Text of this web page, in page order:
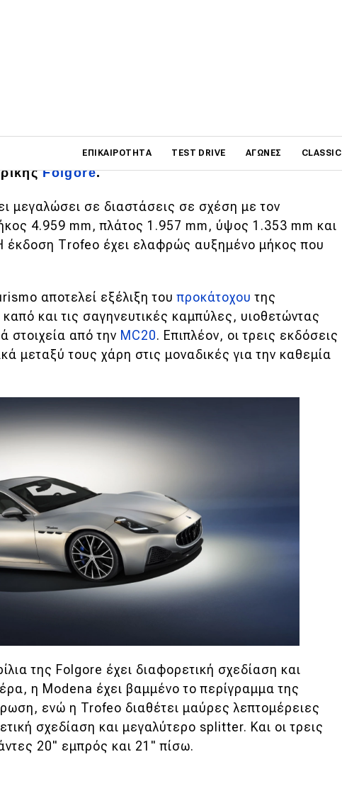
ΕΠΙΚΑΙΡΌΤΗΤΑ TEST DRIVE ΑΓΏΝΕΣ CLASSIC
Oι αγοραστές του νέου τετραθέσιου GT της
να διαλέξουν ανάμεσα στις εκδόσεις Modena,
Folgore.
μεγαλώσει σε διαστάσεις σε σχέση με τον
4.959 mm, πλάτος 1.957 mm, ύψος 1.353 mm και
έκδοση Τrofeo έχει ελαφρώς αυξημένο μήκος που
αποτελεί εξέλιξη τουπροκάτοχου της
και τις σαγηνευτικές καμπύλες, υιοθετώντας
στοιχεία από την MC20. Επιπλέον, οι τρεις εκδόσεις
μεταξύ τους χάρη στις μοναδικές για την καθεμία
της Folgore έχει διαφορετική σχεδίαση και
η Μodena έχει βαμμένο το περίγραμμα της
ενώ η Trofeo διαθέτει μαύρες λεπτομέρειες
σχεδίαση και μεγαλύτερο splitter. Και οι τρεις
20" εμπρός και 21" πίσω.